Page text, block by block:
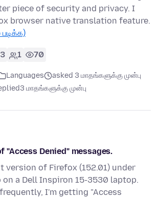
piece of security and privacy. I
browser native translation feature.
படிக்க)
3 1 70
Languages
asked 3 மாதங்களுக்கு முன்பு
3 மாதங்களுக்கு முன்பு
"Access Denied" messages.
version of Firefox (152.01) under
on a Dell Inspiron 15-3530 laptop.
I'm getting "Access